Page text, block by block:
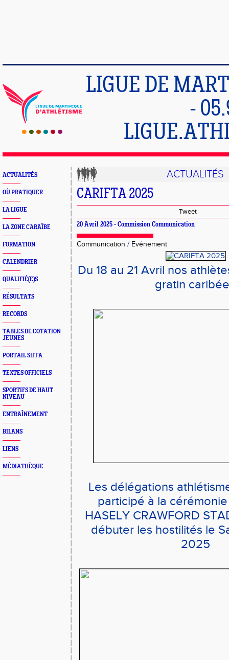
LIGUE DE
-
ACTUALITÉS
OÙ PRATIQUER
LA LIGUE
LA ZONE CARAÏBE
FORMATION
CALENDRIER
QUALIFIÉ(E)S
RÉSULTATS
RECORDS
TABLES DE COTATION
JEUNES
PORTAIL SIFFA
TEXTES OFFICIELS
SPORTIFS DE HAUT
NIVEAU
ENTRAÎNEMENT
BILANS
LIENS
MÉDIATHÈQUE
ACTUALITÉS
CARIFTA 2025
Tweet
20 Avril 2025 - Commission Communication
Communication / Evénement
Du 18 au 21 Avril nos
gratin
Les délégations
participé à la
HASELY CRAWFORD
débuter les hostilités le
2025